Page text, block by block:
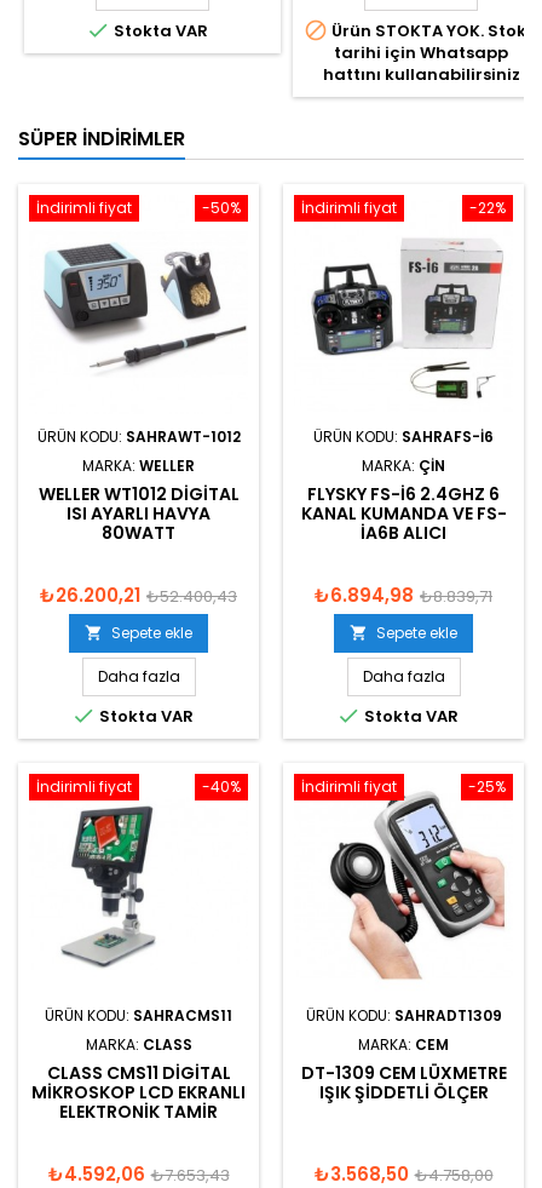
 Stokta VAR  Ürün STOKTA YOK. Stok
tarihi için Whatsapp
hattını kullanabilirsiniz
SÜPER İNDIRIMLER
-50%
İndirimli fiyat
ÜRÜN KODU: SAHRAWT-1012
MARKA: WELLER
WELLER WT1012 DIGITAL
ISI AYARLI HAVYA
80WATT
₺26.200,21 ₺52.400,43
 Sepete ekle
Daha fazla
 Stokta VAR
-22%
İndirimli fiyat
ÜRÜN KODU: SAHRAFS-I6
MARKA: ÇIN
FLYSKY FS-I6 2.4GHZ 6
KANAL KUMANDA VE FS-
IA6B ALICI
₺6.894,98 ₺8.839,71
 Sepete ekle
Daha fazla
 Stokta VAR
-40%
İndirimli fiyat
ÜRÜN KODU: SAHRACMS11
MARKA: CLASS
CLASS CMS11 DIGITAL
MIKROSKOP LCD EKRANLI
ELEKTRONIK TAMIR
₺4.592,06 ₺7.653,43
-25%
İndirimli fiyat
ÜRÜN KODU: SAHRADT1309
MARKA: CEM
DT-1309 CEM LÜXMETRE
IŞIK ŞIDDETLI ÖLÇER
₺3.568,50 ₺4.758,00